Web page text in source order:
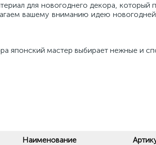
для новогоднего декора,
вашему вниманию идею
японский мастер выбирает нежные и
Наименование